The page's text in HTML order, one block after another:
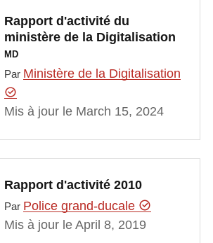
Rapport d'activité du
ministère de la Digitalisation
MD
Par Ministère de la Digitalisation
Mis à jour le March 15, 2024
Rapport d'activité 2010
Par Police grand-ducale
Mis à jour le April 8, 2019